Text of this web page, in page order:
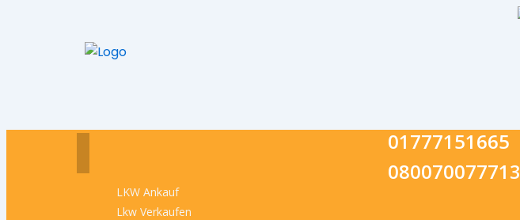
01777151665
080070077713
LKW Ankauf
Lkw Verkaufen